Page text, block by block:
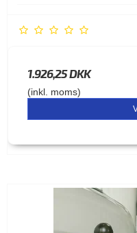
1.926,25 DKK
(inkl. moms)